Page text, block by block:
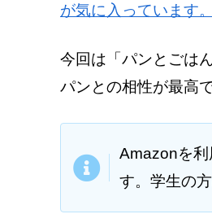
が気に入っています。
今回は「パンとごは
パンとの相性が最高
Amazonを
す。学生の